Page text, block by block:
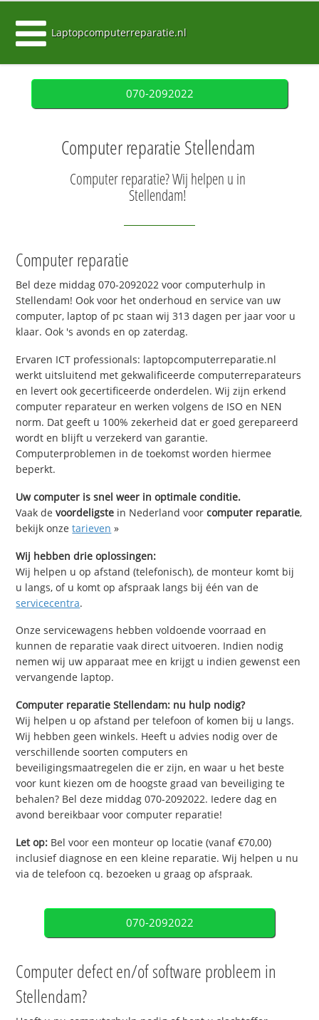
Laptopcomputerreparatie.nl
070-2092022
Computer reparatie Stellendam
Computer reparatie? Wij helpen u in
Stellendam!
Computer reparatie
Bel deze middag 070-2092022 voor computerhulp in
Stellendam! Ook voor het onderhoud en service van uw
computer, laptop of pc staan wij 313 dagen per jaar voor u
klaar. Ook 's avonds en op zaterdag.
Ervaren ICT professionals: laptopcomputerreparatie.nl
werkt uitsluitend met gekwalificeerde computerreparateurs
en levert ook gecertificeerde onderdelen. Wij zijn erkend
computer reparateur en werken volgens de ISO en NEN
norm. Dat geeft u 100% zekerheid dat er goed gerepareerd
wordt en blijft u verzekerd van garantie.
Computerproblemen in de toekomst worden hiermee
beperkt.
Uw computer is snel weer in optimale conditie.
Vaak devoordeligste in Nederland voorcomputer reparatie,
bekijk onzetarieven »
Wij hebben drie oplossingen:
Wij helpen u op afstand (telefonisch), de monteur komt bij
u langs, of u komt op afspraak langs bij één van de
servicecentra.
Onze servicewagens hebben voldoende voorraad en
kunnen de reparatie vaak direct uitvoeren. Indien nodig
nemen wij uw apparaat mee en krijgt u indien gewenst een
vervangende laptop.
Computer reparatie Stellendam: nu hulp nodig?
Wij helpen u op afstand per telefoon of komen bij u langs.
Wij hebben geen winkels. Heeft u advies nodig over de
verschillende soorten computers en
beveiligingsmaatregelen die er zijn, en waar u het beste
voor kunt kiezen om de hoogste graad van beveiliging te
behalen? Bel deze middag 070-2092022. Iedere dag en
avond bereikbaar voor computer reparatie!
Let op: Bel voor een monteur op locatie (vanaf €70,00)
inclusief diagnose en een kleine reparatie. Wij helpen u nu
via de telefoon cq. bezoeken u graag op afspraak.
070-2092022
Computer defect en/of software probleem in
Stellendam?